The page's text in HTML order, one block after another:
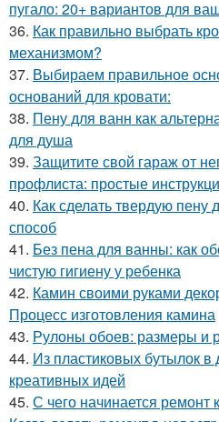
пугало: 20+ вариантов для
36. Как правильно выбрать
механизмом?
37. Выбираем правильное
оснований для кровати:
38. Пену для ванн как
для душа
39. Защитите свой гараж от
профлиста: простые
40. Как сделать твердую пену
способ
41. Без пена для ванны: как
чистую гигиену у ребенка
42. Камин своими руками
Процесс изготовления камина
43. Рулоны обоев: размеры и
44. Из пластиковых бутылок
креативных идей
45. С чего начинается ремонт